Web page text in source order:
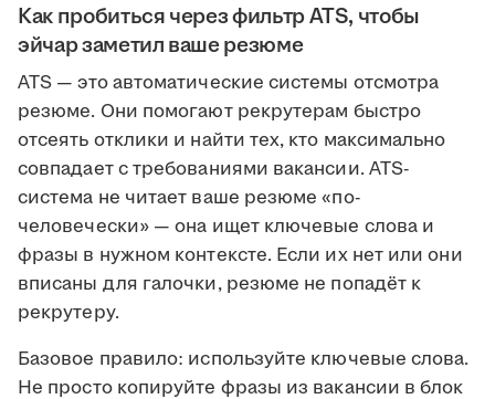
Как пробиться через фильтр ATS, чтобы
эйчар заметил ваше резюме
ATS — это автоматические системы отсмотра
резюме. Они помогают рекрутерам быстро
отсеять отклики и найти тех, кто максимально
совпадает с требованиями вакансии. ATS-
система не читает ваше резюме «по-
человечески» — она ищет ключевые слова и
фразы в нужном контексте. Если их нет или они
вписаны для галочки, резюме не попадёт к
рекрутеру.
Базовое правило: используйте ключевые слова.
Не просто копируйте фразы из вакансии в блок